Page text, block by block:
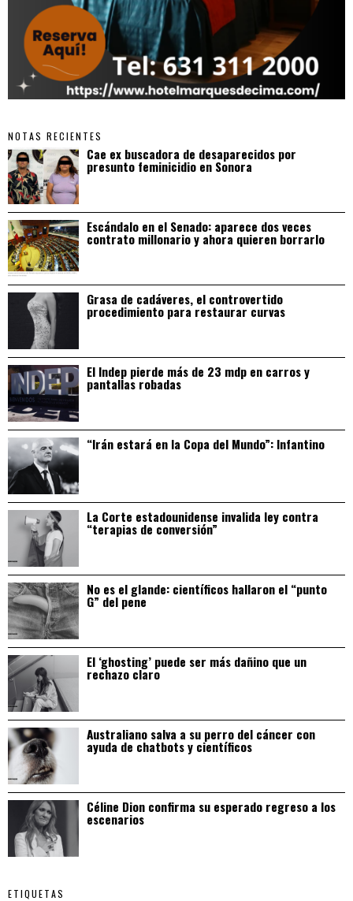
NOTAS RECIENTES
Cae ex buscadora de desaparecidos por
presunto feminicidio en Sonora
Escándalo en el Senado: aparece dos veces
contrato millonario y ahora quieren borrarlo
Grasa de cadáveres, el controvertido
procedimiento para restaurar curvas
El Indep pierde más de 23 mdp en carros y
pantallas robadas
“Irán estará en la Copa del Mundo”: Infantino
La Corte estadounidense invalida ley contra
“terapias de conversión”
No es el glande: científicos hallaron el “punto
G” del pene
El ‘ghosting’ puede ser más dañino que un
rechazo claro
Australiano salva a su perro del cáncer con
ayuda de chatbots y científicos
Céline Dion confirma su esperado regreso a los
escenarios
ETIQUETAS